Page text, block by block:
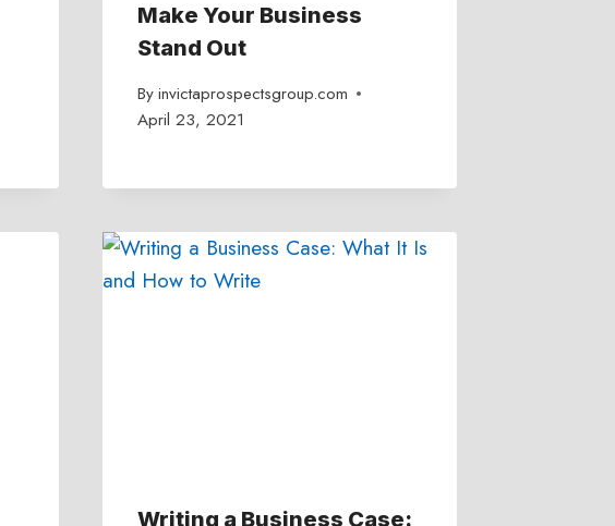
Make Your Business
Stand Out
Byinvictaprospectsgroup.com
April 23, 2021
Writing a Business Case: